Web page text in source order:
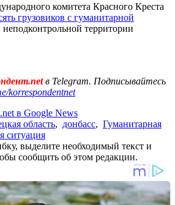
комитета Красного Креста
грузовиков с гуманитарной
неподконтрольной территории
в Telegram. Подписывайтесь
korrespondentnet
в Google News
область, донбасс, Гуманитарная
ситуация
выделите необходимый текст и
сообщить об этом редакции.